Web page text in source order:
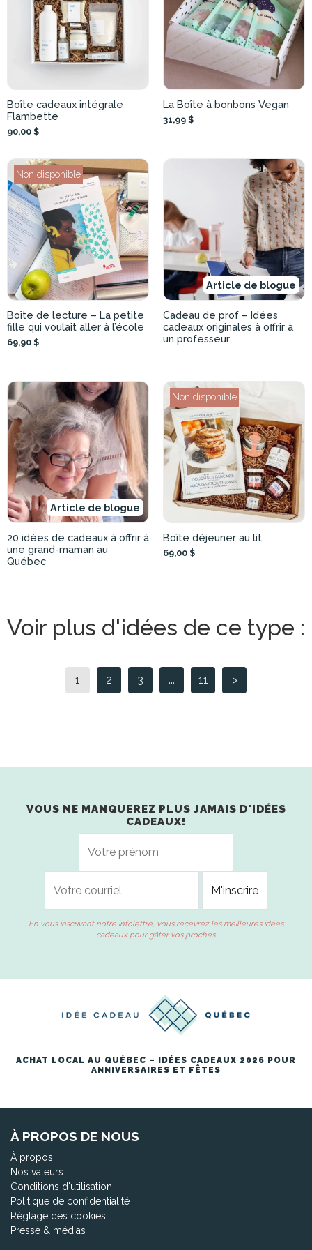
Boîte cadeaux intégrale
Flambette
90,00 $
La Boîte à bonbons Vegan
31,99 $
Non disponible
Boîte de lecture – La petite
fille qui voulait aller à l’école
69,90 $
Article de blogue
Cadeau de prof – Idées
cadeaux originales à offrir à
un professeur
Article de blogue
20 idées de cadeaux à offrir à
une grand-maman au
Québec
Non disponible
Boîte déjeuner au lit
69,00 $
Voir plus d'idées de ce type :
1 2 3 ... 11 >
VOUS NE MANQUEREZ PLUS JAMAIS D'IDÉES
CADEAUX!
En vous inscrivant notre infolettre, vous recevrez les meilleures idées
cadeaux pour gâter vos proches.
ACHAT LOCAL AU QUÉBEC – IDÉES CADEAUX 2026 POUR
ANNIVERSAIRES ET FÊTES
À PROPOS DE NOUS
À propos
Nos valeurs
Conditions d'utilisation
Politique de confidentialité
Réglage des cookies
Presse & médias